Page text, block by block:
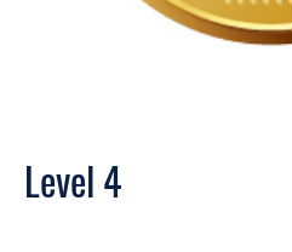
Level 4